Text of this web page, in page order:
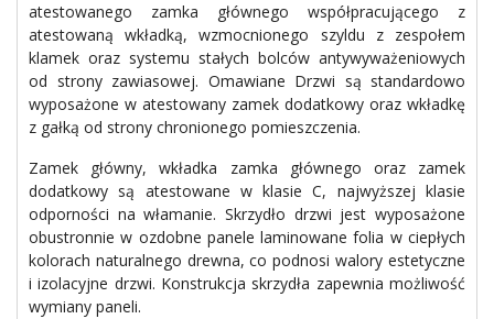
atestowanego zamka głównego współpracującego z
atestowaną wkładką, wzmocnionego szyldu z zespołem
klamek oraz systemu stałych bolców antywyważeniowych
od strony zawiasowej. Omawiane Drzwi są standardowo
wyposażone w atestowany zamek dodatkowy oraz wkładkę
z gałką od strony chronionego pomieszczenia.
Zamek główny, wkładka zamka głównego oraz zamek
dodatkowy są atestowane w klasie C, najwyższej klasie
odporności na włamanie. Skrzydło drzwi jest wyposażone
obustronnie w ozdobne panele laminowane folia w ciepłych
kolorach naturalnego drewna, co podnosi walory estetyczne
i izolacyjne drzwi. Konstrukcja skrzydła zapewnia możliwość
wymiany paneli.